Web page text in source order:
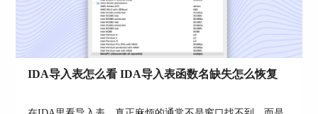
个对外导出符号列表，不是一个天然等价于函数列
表的窗口。把它当函数表看，定位自然更容易“看
偏”。
3、整库偏移问题优先查基址不要先手改名字
IDA导入表怎么看 IDA导入表函数名缺失怎么恢复